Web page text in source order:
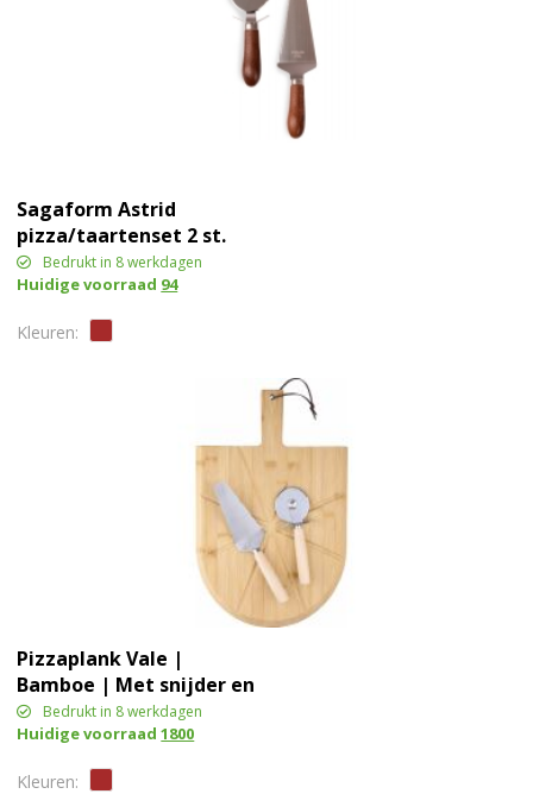
Sagaform Astrid
pizza/taartenset 2 st.
Bedrukt in 8 werkdagen
Huidige voorraad 94
Pizzaplank Vale |
Bamboe | Met snijder en
spatel
Bedrukt in 8 werkdagen
Huidige voorraad1800